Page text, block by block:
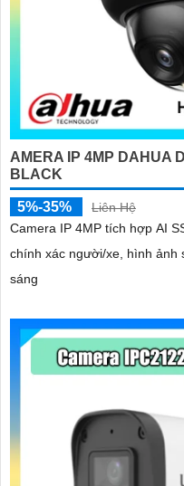
AMERA IP 4MP DAHUA
BLACK
5%-35%
Liên Hệ
Camera IP 4MP tích hợp AI
chính xác người/xe, hình ảnh
sáng